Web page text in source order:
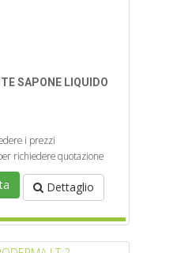
SAPONE LIQUIDO
i prezzi
richiedere quotazione
Dettaglio